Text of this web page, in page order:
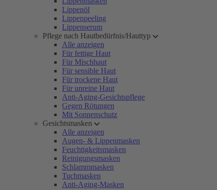
Lippenöl
Lippenpeeling
Lippenserum
Pflege nach Hautbedürfnis/Hauttyp
Alle anzeigen
Für fettige Haut
Für Mischhaut
Für sensible Haut
Für trockene Haut
Für unreine Haut
Anti-Aging-Gesichtspflege
Gegen Rötungen
Mit Sonnenschutz
Gesichtsmasken
Alle anzeigen
Augen- & Lippenmasken
Feuchtigkeitsmasken
Reinigungsmasken
Schlammmasken
Tuchmasken
Anti-Aging-Masken